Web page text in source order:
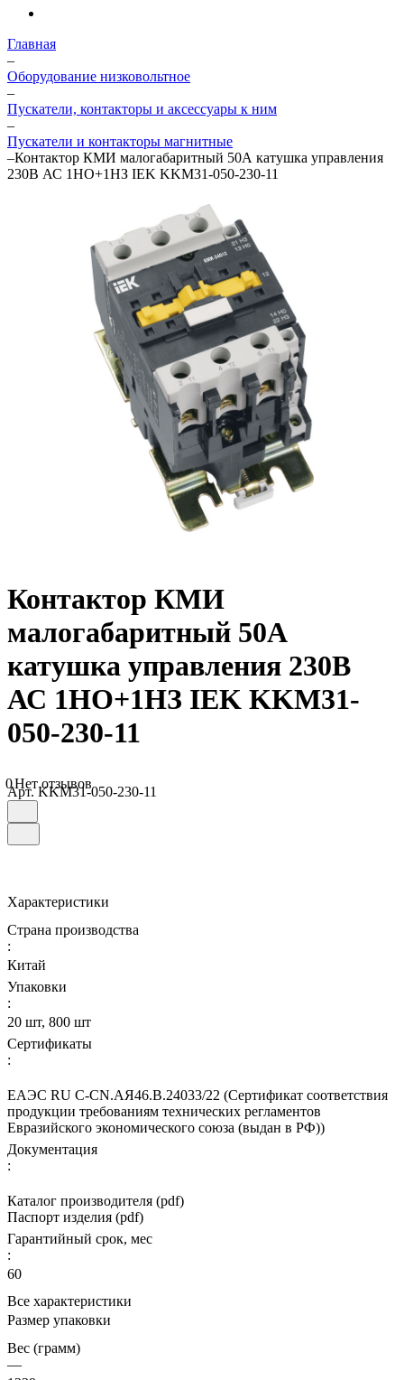
Главная
–
Оборудование низковольтное
–
Пускатели, контакторы и аксессуары к ним
–
Пускатели и контакторы магнитные
–Контактор КМИ малогабаритный 50А катушка управления
230В АС 1НО+1НЗ IEK KKM31-050-230-11
Контактор КМИ
малогабаритный 50А
катушка управления 230В
АС 1НО+1НЗ IEK KKM31-
050-230-11
0Нет отзывов
Арт.KKM31-050-230-11
Характеристики
Страна производства
:
Китай
Упаковки
:
20 шт, 800 шт
Сертификаты
:
ЕАЭС RU С-CN.АЯ46.В.24033/22 (Сертификат соответствия
продукции требованиям технических регламентов
Евразийского экономического союза (выдан в РФ))
Документация
:
Каталог производителя (pdf)
Паспорт изделия (pdf)
Гарантийный срок, мес
:
60
Все характеристики
Размер упаковки
Вес (грамм)
—